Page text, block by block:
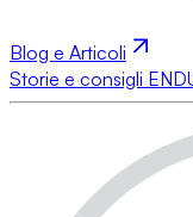
Blog e Articoli
Storie e consigli